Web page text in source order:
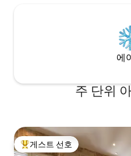
에
주 단위
상위 게스트 선호
게스트 선호